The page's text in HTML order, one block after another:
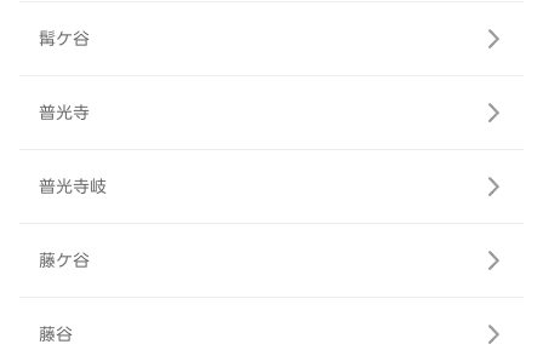
髯ケ谷
普光寺
普光寺岐
藤ケ谷
藤谷